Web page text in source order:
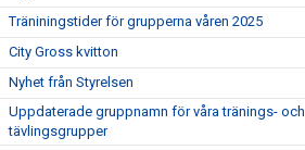
Träniningstider för grupperna våren 2025
City Gross kvitton
Nyhet från Styrelsen
Uppdaterade gruppnamn för våra tränings- och
tävlingsgrupper